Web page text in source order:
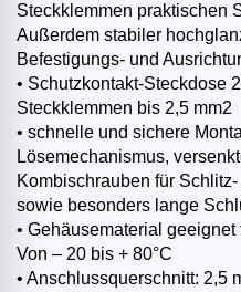
Steckklemmen praktischen
Außerdem stabiler
Befestigungs- und
• Schutzkontakt-Steckdose
Steckklemmen bis 2,5 mm2
• schnelle und sichere
Lösemechanismus,
Kombischrauben für
sowie besonders lange
• Gehäusematerial
Von – 20 bis + 80°C
• Anschlussquerschnitt: 2,5